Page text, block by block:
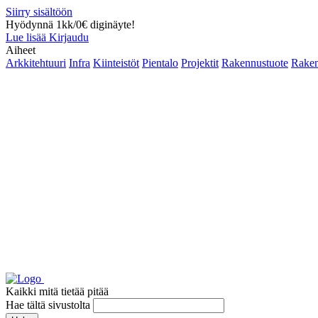
Siirry sisältöön
Hyödynnä 1kk/0€ diginäyte!
Lue lisää Kirjaudu
Aiheet
Arkkitehtuuri Infra Kiinteistöt Pientalo Projektit Rakennustuote
Kaikki mitä tietää pitää
Hae tältä sivustolta